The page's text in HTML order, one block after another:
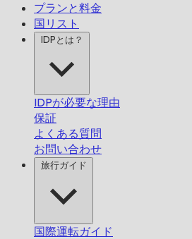
プランと料金
国リスト
IDPとは？
IDPが必要な理由
保証
よくある質問
お問い合わせ
旅行ガイド
国際運転ガイド